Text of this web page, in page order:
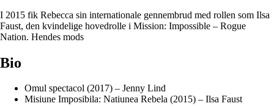
I 2015 fik Rebecca sin internationale gennembrud med rollen som Ilsa
Faust, den kvindelige hovedrolle i Mission: Impossible – Rogue
Nation. Hendes mods
Bio
Omul spectacol (2017) – Jenny Lind
Misiune Imposibila: Natiunea Rebela (2015) – Ilsa Faust